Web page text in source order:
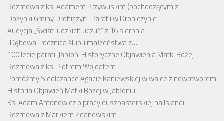
Rozmowa z ks. Adamem Przywuskim (pochodzącym z…
Dożynki Gminy Drohiczyn i Parafii w Drohiczynie
Audycja „Świat ludzkich uczuć” z 16 sierpnia
„Dębowa” rocznica ślubu małżeństwa z…
100 lecie parafii Jabłoń. Historyczne Objawienia Matki Bożej
Rozmowa z ks. Piotrem Wojdatem
Pomóżmy Siedlczance Agacie Kaniewskiej w walce z nowotworem
Historia Objawień Matki Bożej w Jabłoniu
Ks. Adam Antonowicz o pracy duszpasterskiej na Islandii
Rozmowa z Markiem Zdanowskim